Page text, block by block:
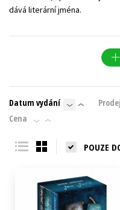
dává literární jména.
Datum vydání
Cena
POUZE